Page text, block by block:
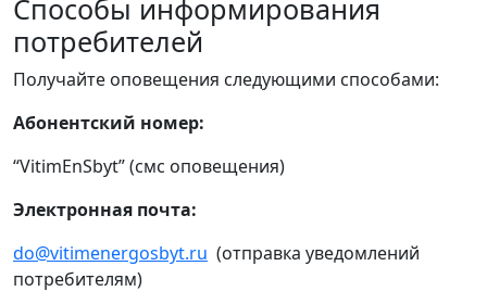
Способы информирования
потребителей
Получайте оповещения следующими способами:
Абонентский номер:
“VitimEnSbyt” (смс оповещения)
Электронная почта:
do@vitimenergosbyt.ru (отправка уведомлений
потребителям)